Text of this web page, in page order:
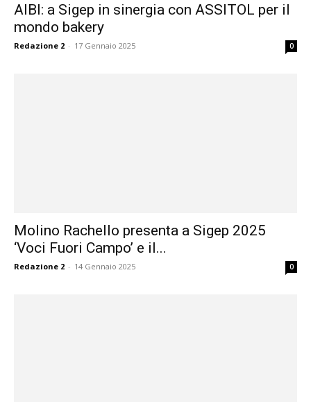
AIBI: a Sigep in sinergia con ASSITOL per il
mondo bakery
Redazione 2 - 17 Gennaio 2025 0
Molino Rachello presenta a Sigep 2025
‘Voci Fuori Campo’ e il...
Redazione 2 - 14 Gennaio 2025 0